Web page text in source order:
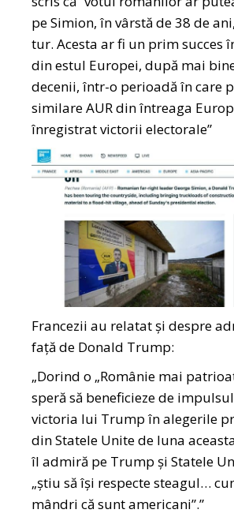
pe Simion, în vârstă de 38 de
tur. Acesta ar fi un prim succes
din estul Europei, după mai
decenii, într-o perioadă în care
similare AUR din întreaga
înregistrat victorii electorale”
Francezii au relatat și despre
față de Donald Trump:
„Dorind o „Românie mai
speră să beneficieze de
victoria lui Trump în alegerile
din Statele Unite de luna
îl admiră pe Trump și Statele
„știu să își respecte steagul…
mândri că sunt americani”.”